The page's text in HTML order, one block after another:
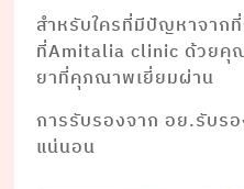
สำหรับใครที่มีปัญหาจาก
ที่Amitalia clinic ด้วยคุ
ยาที่คุภณาพเยี่ยมผ่าน
การรับรองจาก อย.รับร
แน่นอน